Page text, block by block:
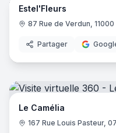
Estel'Fleurs
87 Rue de Verdun,
Partager
Le Camélia
167 Rue Louis Pasteur,